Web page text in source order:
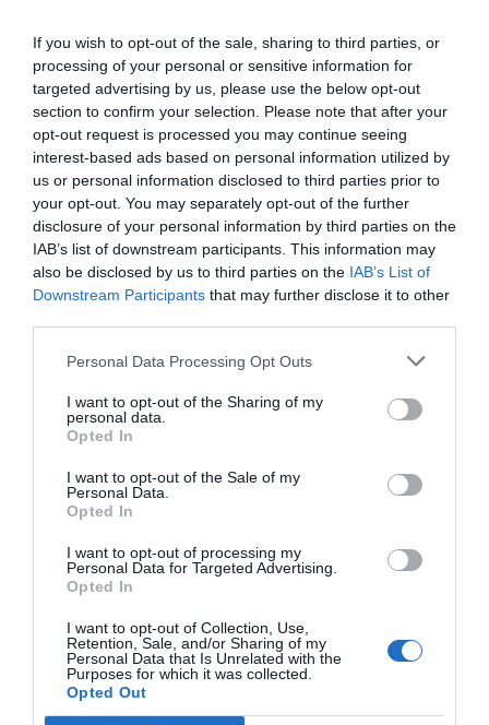
If you wish to opt-out of the sale, sharing to third parties, or
processing of your personal or sensitive information for
targeted advertising by us, please use the below opt-out
section to confirm your selection. Please note that after your
opt-out request is processed you may continue seeing
interest-based ads based on personal information utilized by
us or personal information disclosed to third parties prior to
your opt-out. You may separately opt-out of the further
disclosure of your personal information by third parties on the
IAB’s list of downstream participants. This information may
also be disclosed by us to third parties on the IAB’s List of
Downstream Participants that may further disclose it to other
Personal Data Processing Opt Outs
I want to opt-out of the Sharing of my
personal data.
Opted In
I want to opt-out of the Sale of my
Personal Data.
Opted In
I want to opt-out of processing my
Personal Data for Targeted Advertising.
Opted In
I want to opt-out of Collection, Use,
Retention, Sale, and/or Sharing of my
Personal Data that Is Unrelated with the
Purposes for which it was collected.
Opted Out
This spices up the Su-57 offer given from
Moscow to New Delhi
pic.twitter.com/V1x1TlEVuF
— GeoStrat Bharat (@GeostratB)August 13, 2025
Fregate projekta 22350 so namenjene
uničevanju površinskih ladij, konvojev,
desantnih skupin, iskanju in uničevanju
podmornic in kopenskih ciljev, pa tudi
protiletalski, protipodmorniški in protiraketni
obrambi ladij in plovil.
Glavna ladja serije – »Admiral flote Sovjetske
zveze Gorškov« – je bila v sestavo ruske vojne
mornarice sprejeta leta 2018.